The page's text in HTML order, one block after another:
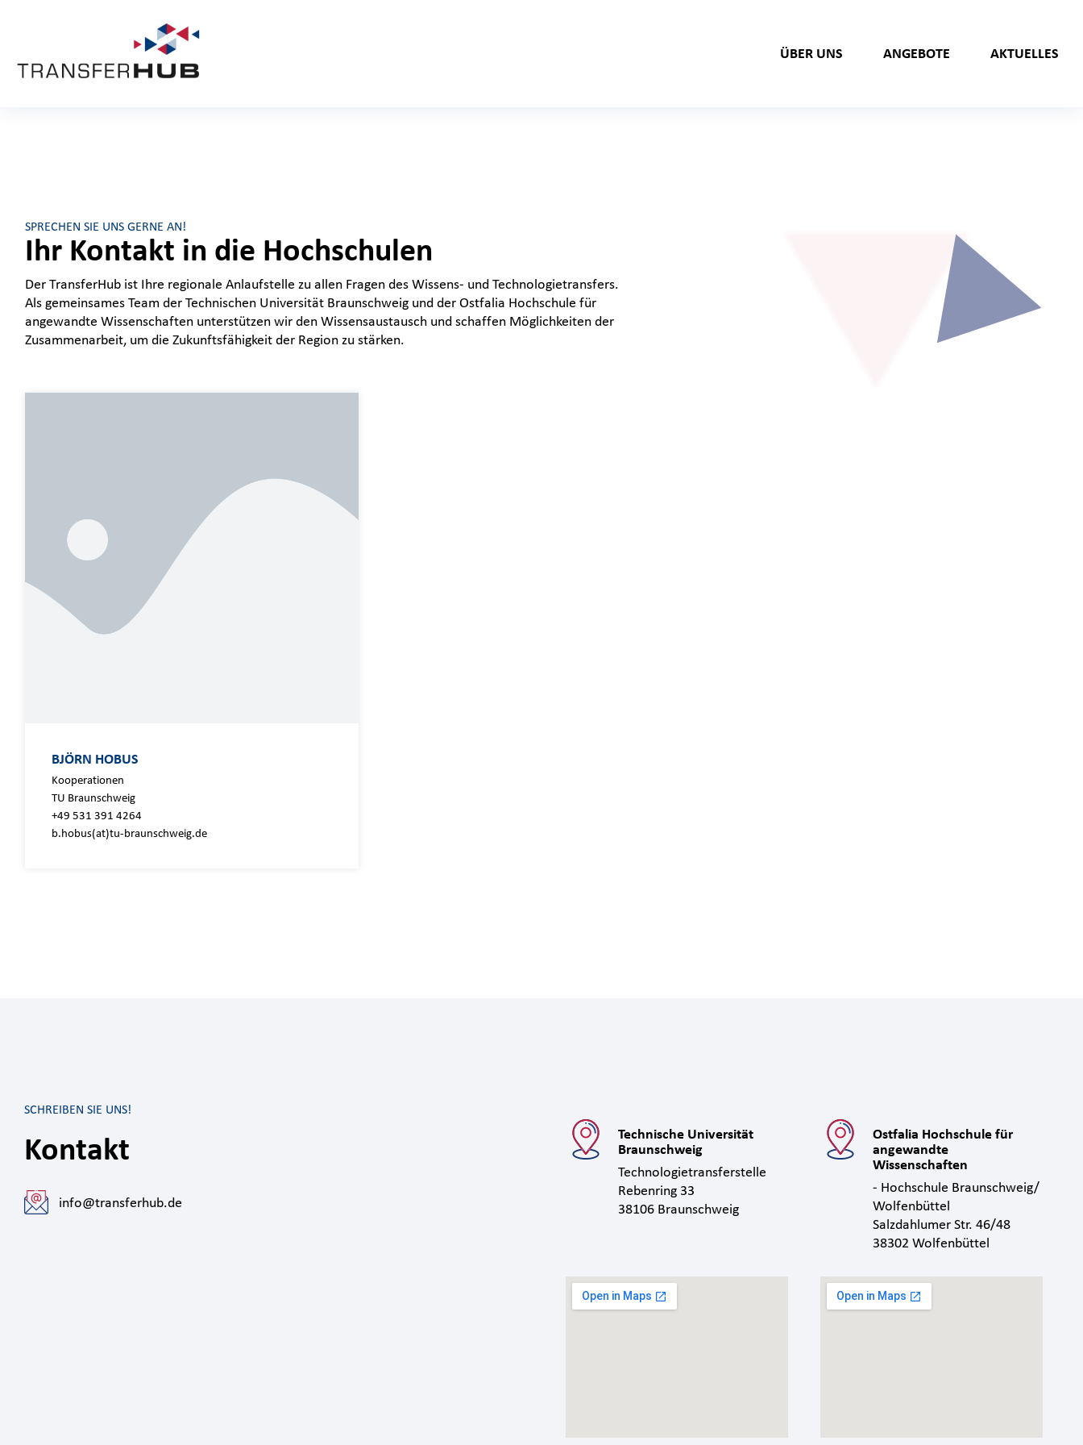
ÜBER UNS ANGEBOTE AKTUELLES
SPRECHEN SIE UNS GERNE AN!
Ihr Kontakt in die Hochschulen
Der TransferHub ist Ihre regionale Anlaufstelle zu allen Fragen des Wissens- und Technologietransfers.
Als gemeinsames Team der Technischen Universität Braunschweig und der Ostfalia Hochschule für
angewandte Wissenschaften unterstützen wir den Wissensaustausch und schaffen Möglichkeiten der
Zusammenarbeit, um die Zukunftsfähigkeit der Region zu stärken.
BJÖRN HOBUS
Kooperationen
TU Braunschweig
+49 531 391 4264
b.hobus(at)tu-braunschweig.de
SCHREIBEN SIE UNS!
Kontakt
info@transferhub.de
Technische Universität
Braunschweig
Technologietransferstelle
Rebenring 33
38106 Braunschweig
Ostfalia Hochschule für
angewandte
Wissenschaften
- Hochschule Braunschweig/
Wolfenbüttel
Salzdahlumer Str. 46/48
38302 Wolfenbüttel